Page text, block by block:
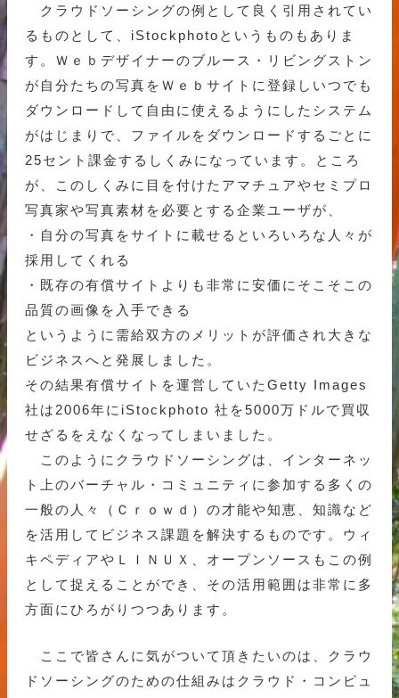
クラウドソーシングの例として良く引用されてい
るものとして、iStockphotoというものもありま
す。Ｗｅｂデザイナーのブルース・リビングストン
が自分たちの写真をＷｅｂサイトに登録しいつでも
ダウンロードして自由に使えるようにしたシステム
がはじまりで、ファイルをダウンロードするごとに
25セント課金するしくみになっています。ところ
が、このしくみに目を付けたアマチュアやセミプロ
写真家や写真素材を必要とする企業ユーザが、
・自分の写真をサイトに載せるといろいろな人々が
採用してくれる
・既存の有償サイトよりも非常に安価にそこそこの
品質の画像を入手できる
というように需給双方のメリットが評価され大きな
ビジネスへと発展しました。
その結果有償サイトを運営していたGetty Images
社は2006年にiStockphoto 社を5000万ドルで買収
せざるをえなくなってしまいました。
このようにクラウドソーシングは、インターネッ
ト上のバーチャル・コミュニティに参加する多くの
一般の人々（Ｃｒｏｗｄ）の才能や知恵、知識など
を活用してビジネス課題を解決するものです。ウィ
キペディアやＬＩＮＵＸ、オープンソースもこの例
として捉えることができ、その活用範囲は非常に多
方面にひろがりつつあります。
ここで皆さんに気がついて頂きたいのは、クラウ
ドソーシングのための仕組みはクラウド・コンピュ